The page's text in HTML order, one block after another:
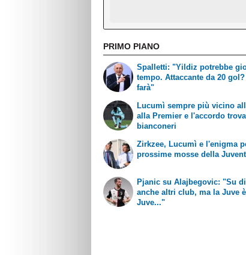
PRIMO PIANO
Spalletti: "Yildiz potrebbe
tempo. Attaccante da 20
farà"
Lucumì sempre più vicino
alla Premier e l'accordo
bianconeri
Zirkzee, Lucumì e l'enigma
prossime mosse della
Pjanic su Alajbegovic: "Su
anche altri club, ma la Juve
Juve..."